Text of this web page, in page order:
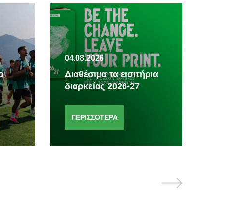
04.08.2026
Διαθέσιμα τα εισιτήρια
διαρκείας 2026-27
ΠΕΡΙΣΣΟΤΕΡΑ